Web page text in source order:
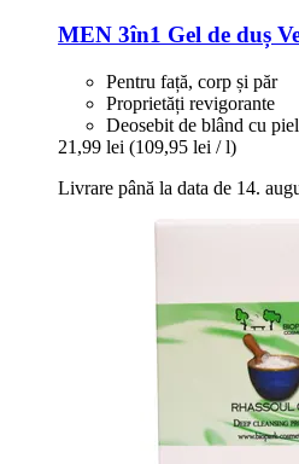
MEN 3în1 Gel de duș
Pentru față, corp și păr
Proprietăți revigorante
Deosebit de blând cu
21,99 lei (109,95 lei / l)
Livrare până la data de 14.